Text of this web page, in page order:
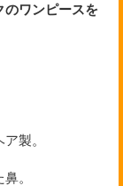
のワンピースを
製。
。